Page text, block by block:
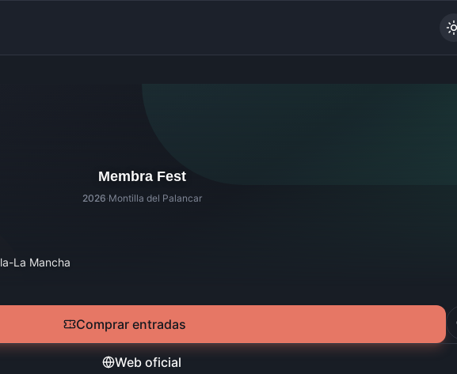
Membra Fest
2026·Montilla del Palancar
La Mancha
Comprar entradas
Web oficial